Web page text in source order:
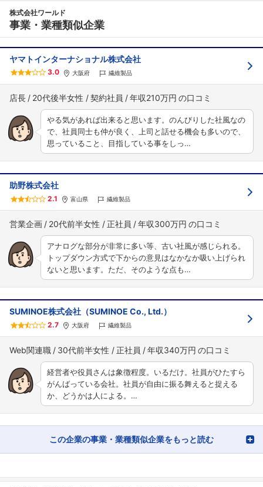
株式会社ワールド
事業・業種類似企業
ヤマトインターナショナル株式会社
3.0 大阪府 繊維製品
店長 20代後半女性 契約社員 年収210万円
やる気があれば出来ると思います。のんびりした社風なの
で、社員同士も仲が良く、上司と話せる機会も多いので、
思っていること、目指している事をしっ…
助野株式会社
2.1 富山県 繊維製品
営業企画 20代前半女性 正社員 年収300万円
アナログな部分が非常に多い等、古い社風が感じられる。
トップダウン方式で下からの意見はなかなか吸い上げられ
ないと思います。ただ、そのような点も…
SUMINOE株式会社（SUMINOE Co., Ltd.）
2.7 大阪府 繊維製品
Web関連職 30代前半女性 正社員 年収340万円
経営者や役員さんは象徴程度。いるだけ。社員がひたすら
がんばっている会社。社員が自由に振る舞えると捉える
か、どうかは人による。…
この企業の事業・業種類似企業をもっと読む